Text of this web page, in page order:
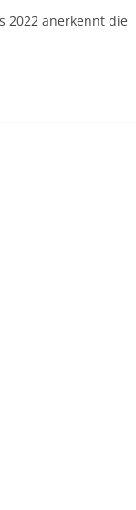
2022 anerkennt die